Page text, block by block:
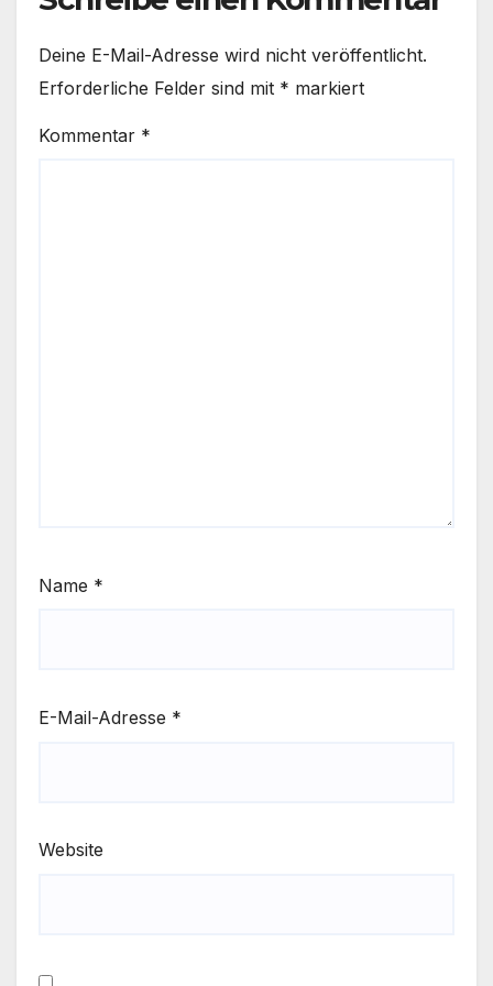
Deine E-Mail-Adresse wird nicht veröffentlicht.
Erforderliche Felder sind mit * markiert
Kommentar *
Name *
E-Mail-Adresse *
Website